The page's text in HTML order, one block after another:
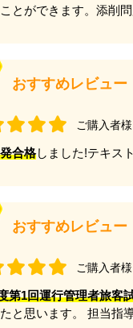
とができます。添削
おすすめレビュー
ご購入者様
合格しました!テキス
おすすめレビュー
ご購入者様
第1回運行管理者旅客
と思います。 担当指